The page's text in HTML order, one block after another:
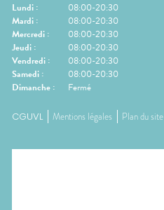
Lundi :
08:00-20:30
Mardi :
08:00-20:30
Mercredi :
08:00-20:30
Jeudi :
08:00-20:30
Vendredi :
08:00-20:30
Samedi :
08:00-20:30
Dimanche : Fermé
CGUVL Mentions légales Plan du site